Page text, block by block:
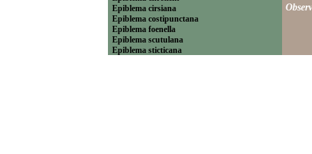
Epiblema cirsiana
Epiblema costipunctana
Epiblema foenella
Epiblema scutulana
Epiblema sticticana